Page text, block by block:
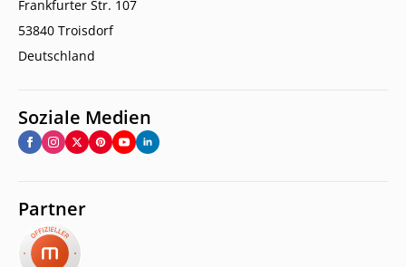
Frankfurter Str. 107
53840 Troisdorf
Deutschland
Soziale Medien
Partner